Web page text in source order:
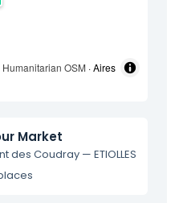
Humanitarian OSM · Aires
Market
des Coudray — ETIOLLES